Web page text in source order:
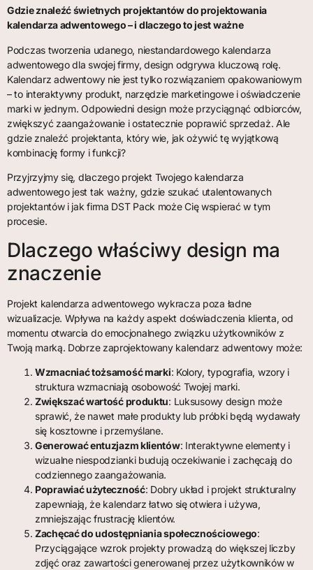
Gdzie znaleźć świetnych projektantów do projektowania
kalendarza adwentowego – i dlaczego to jest ważne
Podczas tworzenia udanego, niestandardowego kalendarza
adwentowego dla swojej firmy, design odgrywa kluczową rolę.
Kalendarz adwentowy nie jest tylko rozwiązaniem opakowaniowym
– to interaktywny produkt, narzędzie marketingowe i oświadczenie
marki w jednym. Odpowiedni design może przyciągnąć odbiorców,
zwiększyć zaangażowanie i ostatecznie poprawić sprzedaż. Ale
gdzie znaleźć projektanta, który wie, jak ożywić tę wyjątkową
kombinację formy i funkcji?
Przyjrzyjmy się, dlaczego projekt Twojego kalendarza
adwentowego jest tak ważny, gdzie szukać utalentowanych
projektantów i jak firma DST Pack może Cię wspierać w tym
procesie.
Dlaczego właściwy design ma
znaczenie
Projekt kalendarza adwentowego wykracza poza ładne
wizualizacje. Wpływa na każdy aspekt doświadczenia klienta, od
momentu otwarcia do emocjonalnego związku użytkowników z
Twoją marką. Dobrze zaprojektowany kalendarz adwentowy może:
Wzmacniać tożsamość marki: Kolory, typografia, wzory i
struktura wzmacniają osobowość Twojej marki.
Zwiększać wartość produktu: Luksusowy design może
sprawić, że nawet małe produkty lub próbki będą wydawały
się kosztowne i przemyślane.
Generować entuzjazm klientów: Interaktywne elementy i
wizualne niespodzianki budują oczekiwanie i zachęcają do
codziennego zaangażowania.
Poprawiać użyteczność: Dobry układ i projekt strukturalny
zapewniają, że kalendarz łatwo się otwiera i używa,
zmniejszając frustrację klientów.
Zachęcać do udostępniania społecznościowego:
Przyciągające wzrok projekty prowadzą do większej liczby
zdjęć oraz zawartości generowanej przez użytkowników w